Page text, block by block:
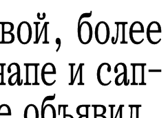
и сап-